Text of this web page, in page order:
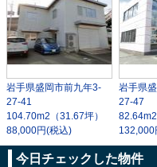
岩手県盛岡市前九年3-
27-41
104.70m2 （31.67坪）
88,000円(税込)
岩手県
27-47
82.64m2
132,000
今日チェックした物件